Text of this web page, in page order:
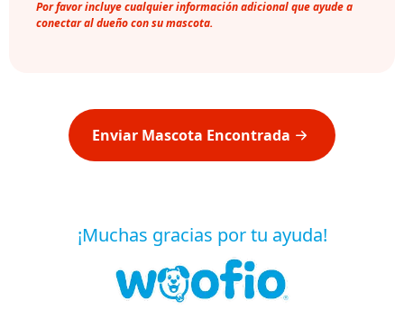
Por favor incluye cualquier información adicional que ayude a
conectar al dueño con su mascota.
Enviar Mascota Encontrada
¡Muchas gracias por tu ayuda!